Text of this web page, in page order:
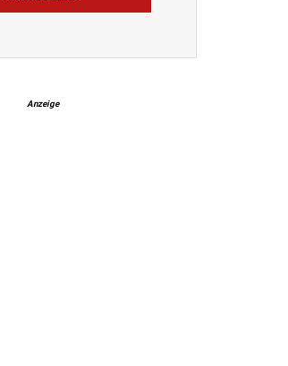
Anzeige